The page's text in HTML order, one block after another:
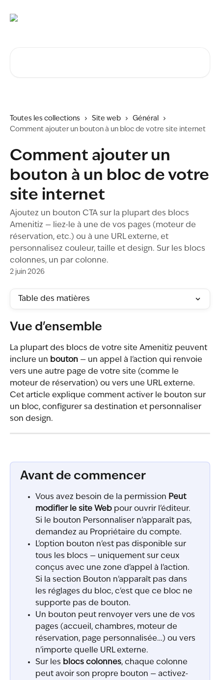
Toutes les collections Site web
Général
Comment ajouter un bouton à un bloc de votre site internet
Comment ajouter un
bouton à un bloc de votre
site internet
Ajoutez un bouton CTA sur la plupart des blocs
Amenitiz — liez-le à une de vos pages (moteur de
réservation, etc.) ou à une URL externe, et
personnalisez couleur, taille et design. Sur les blocs
colonnes, un par colonne.
2 juin 2026
Table des matières
Vue d'ensemble
La plupart des blocs de votre site Amenitiz peuvent
inclure un bouton — un appel à l'action qui renvoie
vers une autre page de votre site (comme le
moteur de réservation) ou vers une URL externe.
Cet article explique comment activer le bouton sur
un bloc, configurer sa destination et personnaliser
son design.
Avant de commencer
Vous avez besoin de la permission Peut
modifier le site Web pour ouvrir l'éditeur.
Si le bouton Personnaliser n'apparaît pas,
demandez au Propriétaire du compte.
L'option bouton n'est pas disponible sur
tous les blocs — uniquement sur ceux
conçus avec une zone d'appel à l'action.
Si la section Bouton n'apparaît pas dans
les réglages du bloc, c'est que ce bloc ne
supporte pas de bouton.
Un bouton peut renvoyer vers une de vos
pages (accueil, chambres, moteur de
réservation, page personnalisée…) ou vers
n'importe quelle URL externe.
Sur les blocs colonnes, chaque colonne
peut avoir son propre bouton — activez-